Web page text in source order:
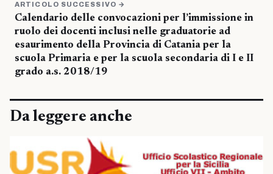
ARTICOLO SUCCESSIVO →
Calendario delle convocazioni per l’immissione in
ruolo dei docenti inclusi nelle graduatorie ad
esaurimento della Provincia di Catania per la
scuola Primaria e per la scuola secondaria di I e II
grado a.s. 2018/19
Da leggere anche